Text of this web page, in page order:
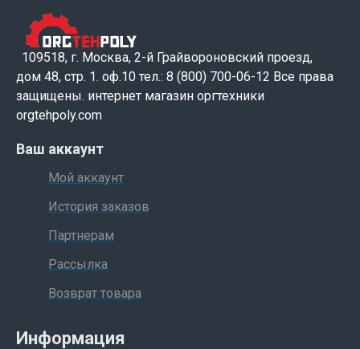
109518, г. Москва, 2-й Грайвороновский проезд,
дом 48, стр. 1. оф.10 тел.: 8 (800) 700-06-12 Все права
защищены. интернет магазин оргтехники
orgtehpoly.com
Ваш аккаунт
Мой аккаунт
История заказов
Партнерам
Рассылка
Возврат товара
Информация